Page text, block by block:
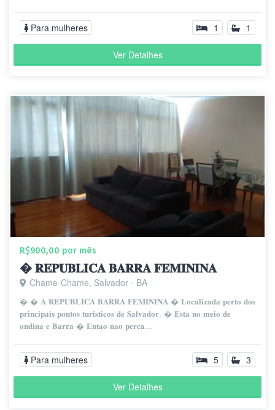
Para mulheres 1 1
Ver Detalhes
R$900,00 por mês
� 𝐑𝐄𝐏𝐔𝐁𝐋𝐈𝐂𝐀 𝐁𝐀𝐑𝐑𝐀 𝐅𝐄𝐌𝐈𝐍𝐈𝐍𝐀
Chame-Chame, Salvador - BA
� � 𝐀 𝐑𝐄𝐏𝐔𝐁𝐋𝐈𝐂𝐀 𝐁𝐀𝐑𝐑𝐀 𝐅𝐄𝐌𝐈𝐍𝐈𝐍𝐀 � 𝐋𝐨𝐜𝐚𝐥𝐢𝐳𝐚𝐝𝐚 𝐩𝐞𝐫𝐭𝐨 𝐝𝐨𝐬
𝐩𝐫𝐢𝐧𝐜𝐢𝐩𝐚𝐢𝐬 𝐩𝐨𝐧𝐭𝐨𝐬 𝐭𝐮𝐫𝐢𝐬𝐭𝐢𝐜𝐨𝐬 𝐝𝐞 𝐒𝐚𝐥𝐯𝐚𝐝𝐨𝐫. � 𝐄𝐬𝐭𝐚 𝐧𝐨 𝐦𝐞𝐢𝐨 𝐝𝐞
𝐨𝐧𝐝𝐢𝐧𝐚 𝐞 𝐁𝐚𝐫𝐫𝐚 � 𝐄𝐧𝐭𝐚𝐨 𝐧𝐚𝐨 𝐩𝐞𝐫𝐜𝐚...
Para mulheres 5 3
Ver Detalhes